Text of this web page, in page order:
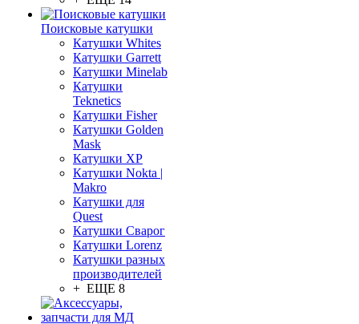
Поисковые катушки
Катушки Whites
Катушки Garrett
Катушки Minelab
Катушки
Teknetics
Катушки Fisher
Катушки Golden
Mask
Катушки XP
Катушки Nokta |
Makro
Катушки для
Quest
Катушки Сварог
Катушки Lorenz
Катушки разных
производителей
+ ЕЩЕ 8